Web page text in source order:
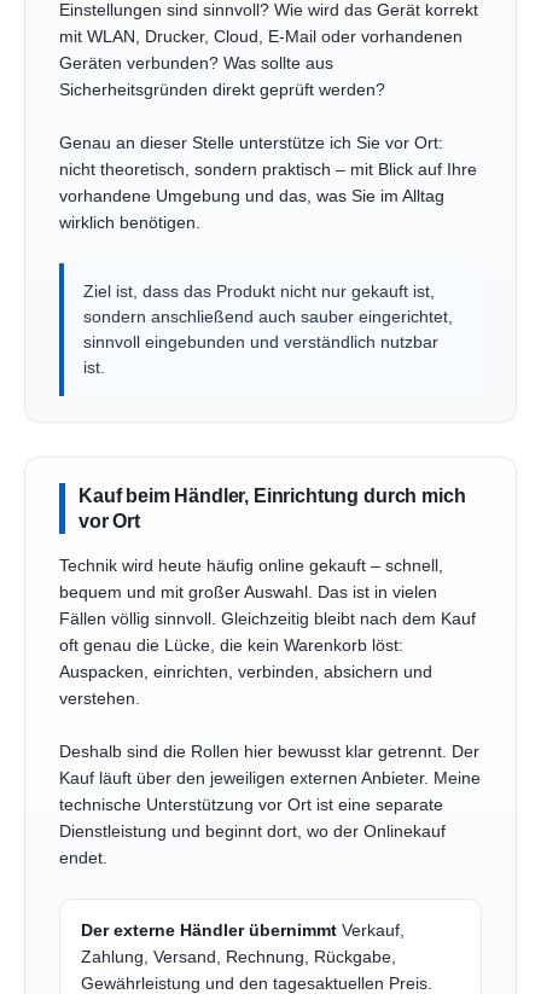
Einstellungen sind sinnvoll? Wie wird das Gerät korrekt
mit WLAN, Drucker, Cloud, E-Mail oder vorhandenen
Geräten verbunden? Was sollte aus
Sicherheitsgründen direkt geprüft werden?
Genau an dieser Stelle unterstütze ich Sie vor Ort:
nicht theoretisch, sondern praktisch – mit Blick auf Ihre
vorhandene Umgebung und das, was Sie im Alltag
wirklich benötigen.
Ziel ist, dass das Produkt nicht nur gekauft ist,
sondern anschließend auch sauber eingerichtet,
sinnvoll eingebunden und verständlich nutzbar
ist.
Kauf beim Händler, Einrichtung durch mich
vor Ort
Technik wird heute häufig online gekauft – schnell,
bequem und mit großer Auswahl. Das ist in vielen
Fällen völlig sinnvoll. Gleichzeitig bleibt nach dem Kauf
oft genau die Lücke, die kein Warenkorb löst:
Auspacken, einrichten, verbinden, absichern und
verstehen.
Deshalb sind die Rollen hier bewusst klar getrennt. Der
Kauf läuft über den jeweiligen externen Anbieter. Meine
technische Unterstützung vor Ort ist eine separate
Dienstleistung und beginnt dort, wo der Onlinekauf
endet.
Der externe Händler übernimmt Verkauf,
Zahlung, Versand, Rechnung, Rückgabe,
Gewährleistung und den tagesaktuellen Preis.